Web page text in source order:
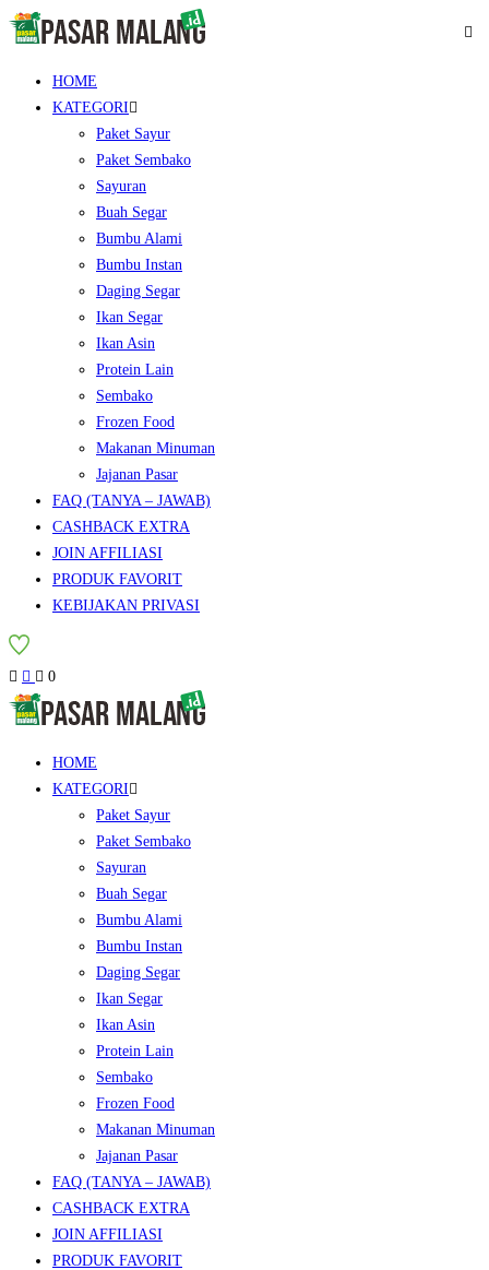
HOME
KATEGORI
Paket Sayur
Paket Sembako
Sayuran
Buah Segar
Bumbu Alami
Bumbu Instan
Daging Segar
Ikan Segar
Ikan Asin
Protein Lain
Sembako
Frozen Food
Makanan Minuman
Jajanan Pasar
FAQ (TANYA – JAWAB)
CASHBACK EXTRA
JOIN AFFILIASI
PRODUK FAVORIT
KEBIJAKAN PRIVASI
0
HOME
KATEGORI
Paket Sayur
Paket Sembako
Sayuran
Buah Segar
Bumbu Alami
Bumbu Instan
Daging Segar
Ikan Segar
Ikan Asin
Protein Lain
Sembako
Frozen Food
Makanan Minuman
Jajanan Pasar
FAQ (TANYA – JAWAB)
CASHBACK EXTRA
JOIN AFFILIASI
PRODUK FAVORIT